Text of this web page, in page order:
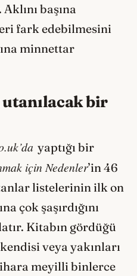
başına
fark edebilmesini
minnettar
bir
yaptığı bir
için Nedenler’in 46
listelerinin ilk on
çok şaşırdığını
Kitabın gördüğü
veya yakınları
meyilli binlerce